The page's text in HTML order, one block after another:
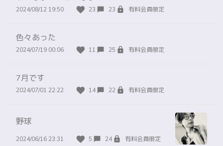
2024/08/12 19:50 23 23 有料会員限定
色々あった
2024/07/19 00:06 11 25 有料会員限定
7月です
2024/07/01 22:22 14 22 有料会員限定
野球
2024/06/16 23:31 5 24 有料会員限定